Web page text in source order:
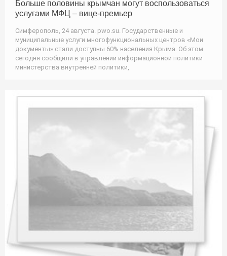
Больше половины крымчан могут воспользоваться
услугами МФЦ – вице-премьер
Симферополь, 24 августа. pwo.su. Государственные и
муниципальные услуги многофункциональных центров «Мои
документы» стали доступны 60% населения Крыма. Об этом
сегодня сообщили в управлении информационной политики
министерства внутренней политики,